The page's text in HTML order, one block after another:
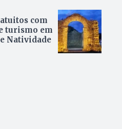
com
turismo em
Natividade